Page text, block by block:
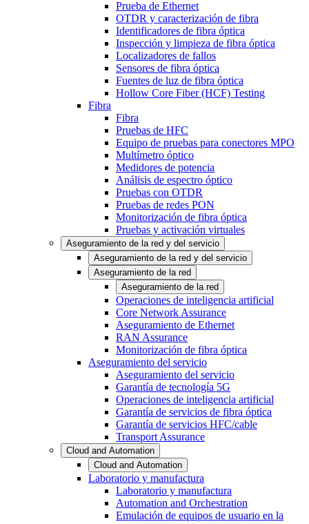
Prueba de Ethernet
OTDR y caracterización de fibra
Identificadores de fibra óptica
Inspección y limpieza de fibra óptica
Localizadores de fallos
Sensores de fibra óptica
Fuentes de luz de fibra óptica
Hollow Core Fiber (HCF) Testing
Fibra
Fibra
Pruebas de HFC
Equipo de pruebas para conectores MPO
Multímetro óptico
Medidores de potencia
Análisis de espectro óptico
Pruebas con OTDR
Pruebas de redes PON
Monitorización de fibra óptica
Pruebas y activación virtuales
Aseguramiento de la red y del servicio
Aseguramiento de la red y del servicio
Aseguramiento de la red
Aseguramiento de la red
Operaciones de inteligencia artificial
Core Network Assurance
Aseguramiento de Ethernet
RAN Assurance
Monitorización de fibra óptica
Aseguramiento del servicio
Aseguramiento del servicio
Garantía de tecnología 5G
Operaciones de inteligencia artificial
Garantía de servicios de fibra óptica
Garantía de servicios HFC/cable
Transport Assurance
Cloud and Automation
Cloud and Automation
Laboratorio y manufactura
Laboratorio y manufactura
Automation and Orchestration
Emulación de equipos de usuario en la